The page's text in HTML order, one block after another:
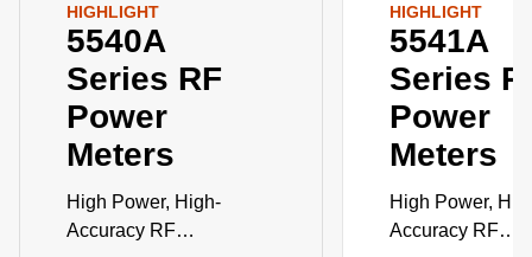
HIGHLIGHT
5540A
Series RF
Power
Meters
High Power, High-
Accuracy RF
HIGHLIGHT
5541A
Series
Power
Meters
High Power,
Accuracy RF